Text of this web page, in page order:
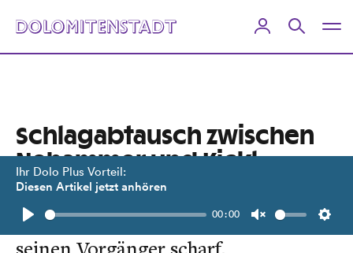
Ihr Dolo Plus Vorteil:
Diesen Artikel jetzt anhören
Play
00:00
Unmute
Schlagabtausch zwischen
Nehammer und Kickl
Nach Gewalt bei Corona-Demo in
Wien kritisiert der Innenminister